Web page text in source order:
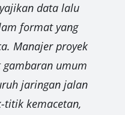
data lalu
format yang
Manajer proyek
umum
jaringan jalan
kemacetan,